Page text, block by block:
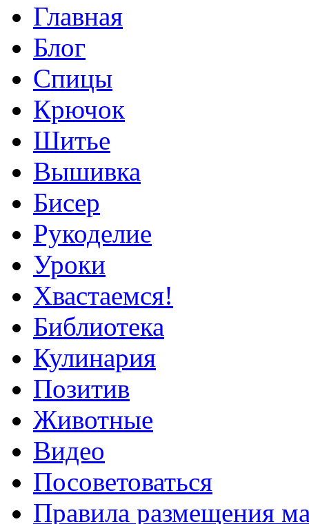
Главная
Блог
Спицы
Крючок
Шитье
Вышивка
Бисер
Рукоделие
Уроки
Хвастаемся!
Библиотека
Кулинария
Позитив
Животные
Видео
Посоветоваться
Правила размещения